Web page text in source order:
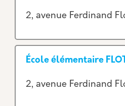
2, avenue Ferdinand
École élémentaire
2, avenue Ferdinand